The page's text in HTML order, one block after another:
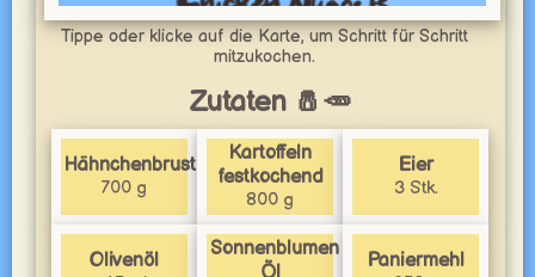
Tippe oder klicke auf die Karte, um Schritt für Schritt
mitzukochen.
Zutaten 🧂🥕
Hähnchenbrustfilet
700 g
Kartoffeln
festkochend
800 g
Eier
3 Stk.
Olivenöl
Sonnenblumen
Paniermehl